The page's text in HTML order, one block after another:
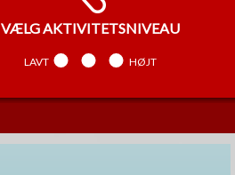
VÆLGAKTIVITETSNIVEAU
LAVT MELLEM HØJT